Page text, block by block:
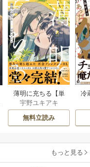
薄明に充ちる【単
行本版】 5巻
宇野ユキアキ
無料立読み
冷
もっと見る